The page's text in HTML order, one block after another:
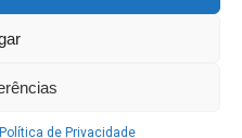
Política de Privacidade
POLÍTICA DE PRIVACIDADE
DE USO
| DEVELOPED BY WOOMAXX